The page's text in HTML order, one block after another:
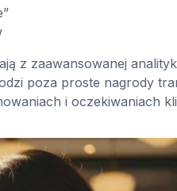
z zaawansowanej
poza proste nagrody
i oczekiwaniach